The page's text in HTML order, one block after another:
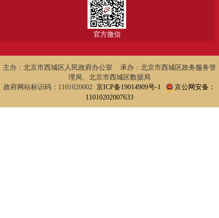
官方微信
主办：北京市西城区人民政府办公室 承办：北京市西城区政务服务管
理局、北京市西城区数据局
政府网站标识码：1101020002 京ICP备19014909号-1
京公网安备：
11010202007633